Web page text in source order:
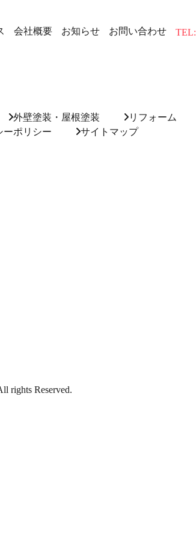
会社概要 お知らせ お問い合わせ TEL:
外壁塗装・屋根塗装
リフォーム
ーポリシー サイトマップ
rights Reserved.